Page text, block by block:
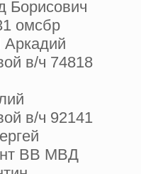
омсбр
в/ч 74818
в/ч 92141
ВВ МВД